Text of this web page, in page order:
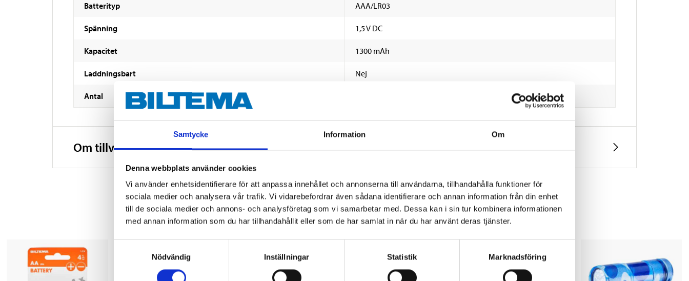
Samtycke Information Om
Denna webbplats använder cookies
Vi använder enhetsidentifierare för att anpassa innehållet och annonserna till användarna, tillhandahålla funktioner för
sociala medier och analysera vår trafik. Vi vidarebefordrar även sådana identifierare och annan information från din enhet
till de sociala medier och annons- och analysföretag som vi samarbetar med. Dessa kan i sin tur kombinera informationen
med annan information som du har tillhandahållit eller som de har samlat in när du har använt deras tjänster.
Nödvändig
Inställningar Statistik Marknadsföring
Batterityp AAA/LR03
Spänning 1,5 V DC
Kapacitet 1300 mAh
Laddningsbart Nej
Antal
Om tillverkaren
Andra kunder köpte också